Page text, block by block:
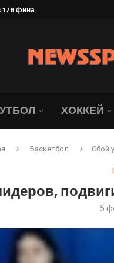
проиграла со...
ХОККЕЙ
Баскетбол Сбой
5